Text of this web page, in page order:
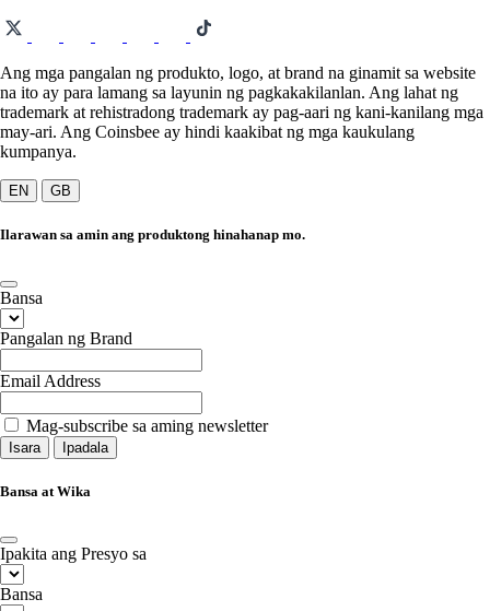
Ang mga pangalan ng produkto, logo, at brand na ginamit sa website
na ito ay para lamang sa layunin ng pagkakakilanlan. Ang lahat ng
trademark at rehistradong trademark ay pag-aari ng kani-kanilang mga
may-ari. Ang Coinsbee ay hindi kaakibat ng mga kaukulang
kumpanya.
EN GB
Ilarawan sa amin ang produktong hinahanap mo.
Bansa
Pangalan ng Brand
Email Address
Mag-subscribe sa aming newsletter
Isara Ipadala
Bansa at Wika
Ipakita ang Presyo sa
Bansa